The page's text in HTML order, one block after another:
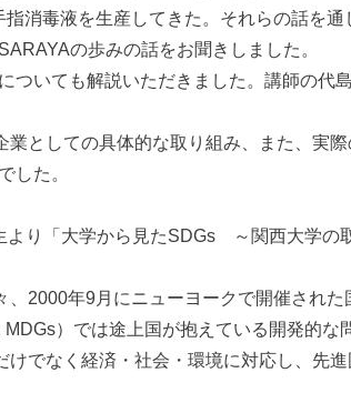
消毒液を生産してきた。それらの話を
の歩みの話をお聞きしました。
いても解説いただきました。講師の代
としての具体的な取り組み、また、実
した。
り「大学から見たSDGs ～関西大学の
2000年9月にニューヨークで開催され
）では途上国が抱えている開発的
でなく経済・社会・環境に対応し、先